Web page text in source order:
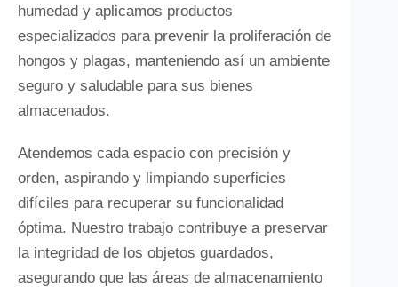
humedad y aplicamos productos
especializados para prevenir la proliferación de
hongos y plagas, manteniendo así un ambiente
seguro y saludable para sus bienes
almacenados.
Atendemos cada espacio con precisión y
orden, aspirando y limpiando superficies
difíciles para recuperar su funcionalidad
óptima. Nuestro trabajo contribuye a preservar
la integridad de los objetos guardados,
asegurando que las áreas de almacenamiento